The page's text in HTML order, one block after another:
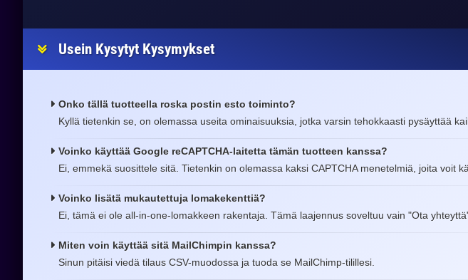
Usein Kysytyt Kysymykset
Onko tällä tuotteella roska postin esto toiminto?
Kyllä tietenkin se, on olemassa useita ominaisuuksia, jotka varsin tehokkaasti pysäyttää
Voinko käyttää Google reCAPTCHA-laitetta tämän tuotteen kanssa?
Ei, emmekä suosittele sitä. Tietenkin on olemassa kaksi CAPTCHA menetelmiä, joita voit
Voinko lisätä mukautettuja lomakekenttiä?
Ei, tämä ei ole all-in-one-lomakkeen rakentaja. Tämä laajennus soveltuu vain "Ota
Miten voin käyttää sitä MailChimpin kanssa?
Sinun pitäisi viedä tilaus CSV-muodossa ja tuoda se MailChimp-tilillesi.